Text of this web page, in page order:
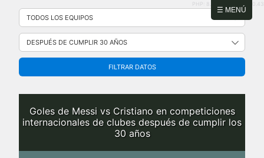
☰ MENÚ
Saltar
contenido
PHP: 8.2.31 | MySQL: 8.0.43
FILTRAR DATOS
Goles de Messi vs Cristiano en competiciones
internacionales de clubes después de cumplir los
30 años